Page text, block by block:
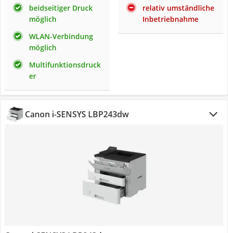
beidseitiger Druck
möglich
WLAN-Verbindung
möglich
Multifunktionsdruck
er
relativ umständliche
Inbetriebnahme
Canon i-SENSYS LBP243dw